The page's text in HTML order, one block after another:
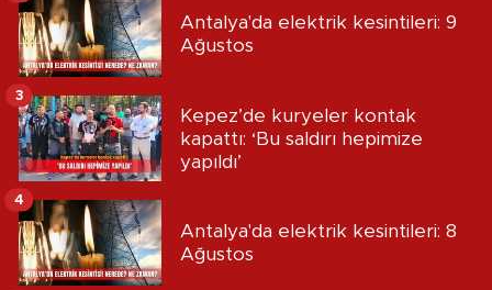
Antalya'da elektrik kesintileri: 9
Ağustos
Kepez’de kuryeler kontak
kapattı: ‘Bu saldırı hepimize
yapıldı’
3
Antalya'da elektrik kesintileri: 8
Ağustos
4